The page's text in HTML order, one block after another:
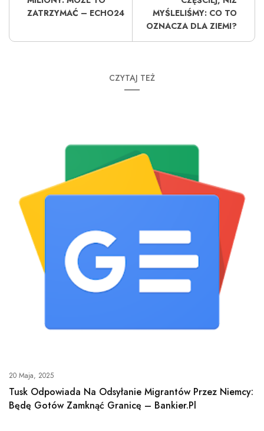
ZATRZYMAĆ – ECHO24
MYŚLELIŚMY: CO TO
OZNACZA DLA ZIEMI?
CZYTAJ TEŻ
20 Maja, 2025
Tusk Odpowiada Na Odsyłanie Migrantów Przez Niemcy:
Będę Gotów Zamknąć Granicę – Bankier.pl